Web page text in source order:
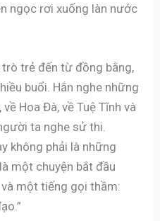
ngọc rơi xuống làn nước
trẻ đến từ đồng bằng,
buổi. Hắn nghe những
Hoa Đà, về Tuệ Tĩnh và
ta nghe sử thi.
không phải là những
một chuyện bắt đầu
một tiếng gọi thầm: